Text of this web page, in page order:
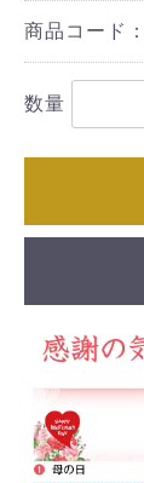
商品コード：
数量